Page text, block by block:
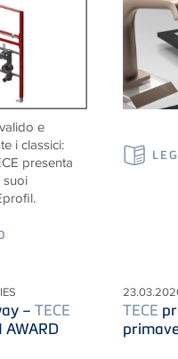
e
i classici:
presenta
– TECE
AWARD
TECE